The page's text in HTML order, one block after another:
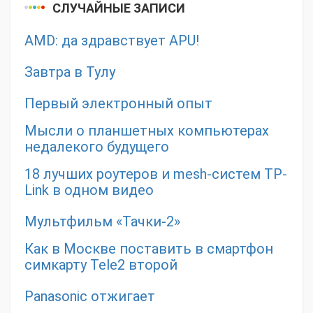
СЛУЧАЙНЫЕ ЗАПИСИ
AMD: да здравствует APU!
Завтра в Тулу
Первый электронный опыт
Мысли о планшетных компьютерах
недалекого будущего
18 лучших роутеров и mesh-систем TP-
Link в одном видео
Мультфильм «Тачки-2»
Как в Москве поставить в смартфон
симкарту Tele2 второй
Panasonic отжигает